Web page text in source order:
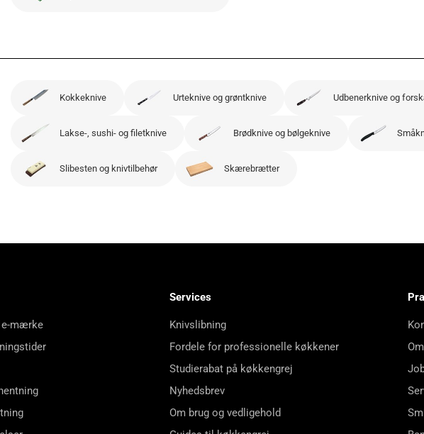
Kokkeknive Urteknive og grøntknive Udbenerknive og
Lakse-, sushi- og filetknive Brødknive og bølgeknive
Slibesten og knivtilbehør Skærebrætter
e-mærke
Services
Knivslibning
Fordele for professionelle køkkener
Studierabat på køkkengrej
Nyhedsbrev
Om brug og vedligehold